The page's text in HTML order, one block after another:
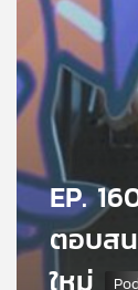
ข่าว
และ
กิจกรรม
เกี่ยว
กับ
เรา EP.
ตอบส
ใหม่